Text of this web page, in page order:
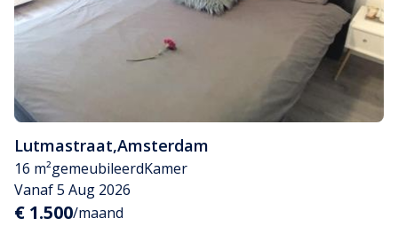
Lutmastraat,Amsterdam
16 m²gemeubileerdKamer
Vanaf 5 Aug 2026
€ 1.500/maand